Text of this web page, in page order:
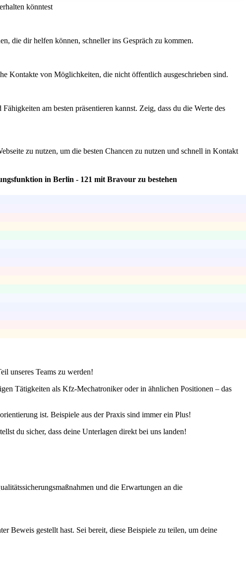
könntest
die dir helfen können, schneller ins Gespräch zu kommen.
Kontakte von Möglichkeiten, die nicht öffentlich ausgeschrieben sind.
am besten präsentieren kannst. Zeig, dass du die Werte des
zu nutzen, um die besten Chancen zu nutzen und schnell in Kontakt
in Berlin - 121 mit Bravour zu bestehen
unseres Teams zu werden!
Tätigkeiten als Kfz-Mechatroniker oder in ähnlichen Positionen – das
ist. Beispiele aus der Praxis sind immer ein Plus!
du sicher, dass deine Unterlagen direkt bei uns landen!
und die Erwartungen an die
Beweis gestellt hast. Sei bereit, diese Beispiele zu teilen, um deine